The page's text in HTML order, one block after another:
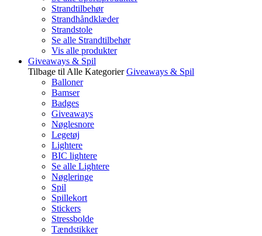
Strandtilbehør
Strandhåndklæder
Strandstole
Se alle Strandtilbehør
Vis alle produkter
Giveaways & Spil
Tilbage til Alle Kategorier Giveaways & Spil
Balloner
Bamser
Badges
Giveaways
Nøglesnore
Legetøj
Lightere
BIC lightere
Se alle Lightere
Nøgleringe
Spil
Spillekort
Stickers
Stressbolde
Tændstikker